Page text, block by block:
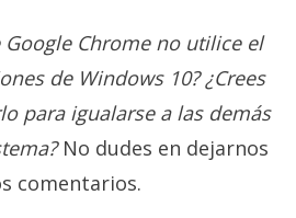
Google Chrome no utilice el
de Windows 10? ¿Crees
para igualarse a las demás
No dudes en dejarnos
comentarios.